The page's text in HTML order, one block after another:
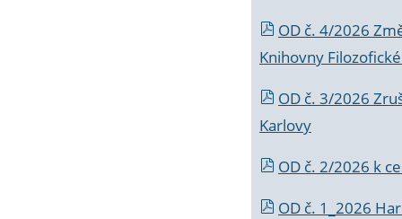
OD č. 4/2026
Knihovny
OD č. 3/2026
Karlovy
OD č. 2/2026 k
OD č. 1_2026